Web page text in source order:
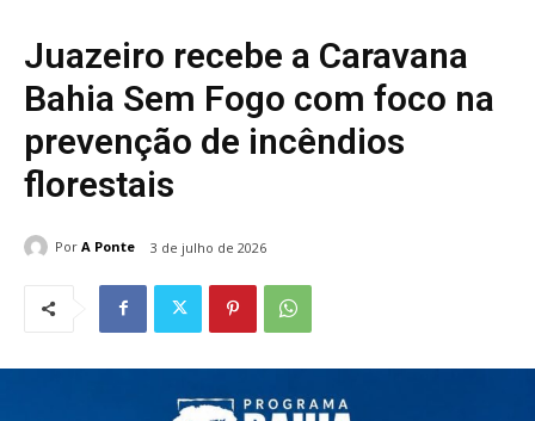
Juazeiro recebe a Caravana
Bahia Sem Fogo com foco na
prevenção de incêndios
florestais
Por A Ponte 3 de julho de 2026